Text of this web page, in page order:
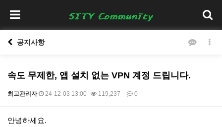
공지사항
속도 무제한, 앱 설치 없는 VPN 계정 드립니다.
최고관리자 24-12-03 13:00 119,237 0
본문
안녕하세요.